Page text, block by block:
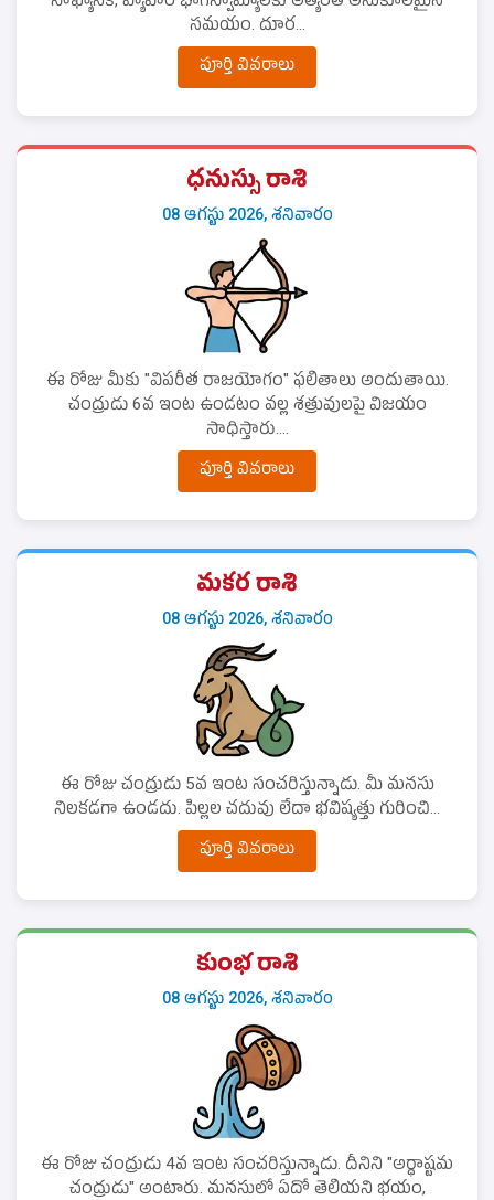
సమయం. దూర...
పూర్తి వివరాలు
ధనుస్సు రాశి
08 ఆగస్టు 2026, శనివారం
ఈ రోజు మీకు "విపరీత రాజయోగం" ఫలితాలు అందుతాయి.
చంద్రుడు 6వ ఇంట ఉండటం వల్ల శత్రువులపై విజయం
సాధిస్తారు....
పూర్తి వివరాలు
మకర రాశి
08 ఆగస్టు 2026, శనివారం
ఈ రోజు చంద్రుడు 5వ ఇంట సంచరిస్తున్నాడు. మీ మనసు
నిలకడగా ఉండదు. పిల్లల చదువు లేదా భవిష్యత్తు గురించి...
పూర్తి వివరాలు
కుంభ రాశి
08 ఆగస్టు 2026, శనివారం
ఈ రోజు చంద్రుడు 4వ ఇంట సంచరిస్తున్నాడు. దీనిని "అర్ధాష్టమ
చంద్రుడు" అంటారు. మనసులో ఏదో తెలియని భయం,